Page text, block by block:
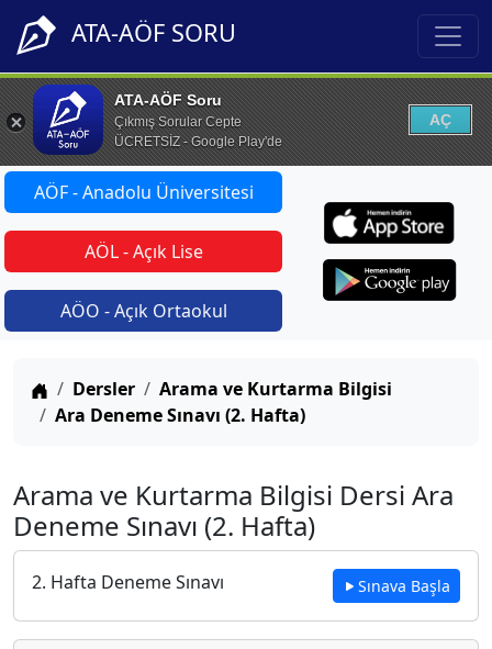
ATA-AÖF SORU
ATA-AÖF Soru
Çıkmış Sorular Cepte
ÜCRETSİZ - Google Play'de
AÇ
AÖF - Anadolu Üniversitesi
AÖL - Açık Lise
AÖO - Açık Ortaokul
Anasayfa
Dersler
Arama ve Kurtarma Bilgisi
Ara Deneme Sınavı (2. Hafta)
Arama ve Kurtarma Bilgisi Dersi Ara
Deneme Sınavı (2. Hafta)
2. Hafta Deneme Sınavı Sınava Başla